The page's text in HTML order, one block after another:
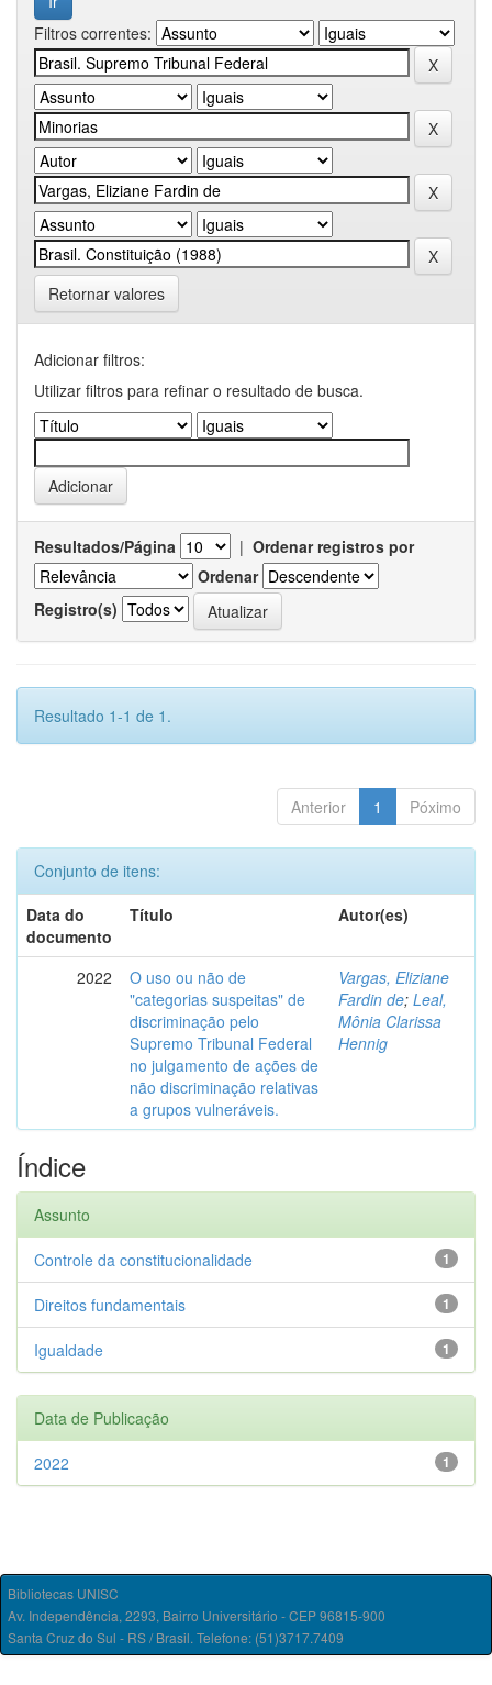
Filtros correntes:
Retornar valores
Adicionar filtros:
Utilizar filtros para refinar o resultado de busca.
Resultados/Página | Ordenar registros por
Ordenar
Registro(s)
Resultado 1-1 de 1.
Anterior 1 Póximo
Conjunto de itens:
Data do
documento
Título Autor(es)
2022
O uso ou não de
"categorias suspeitas" de
discriminação pelo
Supremo Tribunal Federal
no julgamento de ações de
não discriminação relativas
a grupos vulneráveis.
Vargas, Eliziane
Fardin de; Leal,
Mônia Clarissa
Hennig
Índice
Assunto
1
Controle da constitucionalidade
1
Direitos fundamentais
1
Igualdade
Data de Publicação
1
2022
Bibliotecas UNISC
Av. Independência, 2293, Bairro Universitário - CEP 96815-900
Santa Cruz do Sul - RS / Brasil. Telefone: (51)3717.7409